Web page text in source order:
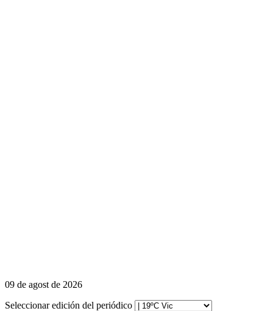
09 de agost de 2026
Seleccionar edición del periódico